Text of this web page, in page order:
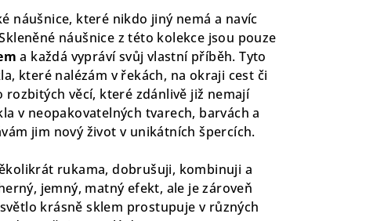
náušnice, které nikdo jiný nemá a navíc
náušnice z této kolekce jsou pouze
a každá vypráví svůj vlastní příběh. Tyto
které nalézám v řekách, na okraji cest či
rozbitých věcí, které zdánlivě již nemají
v neopakovatelných tvarech, barvách a
jim nový život v unikátních špercích.
rukama, dobrušuji, kombinuji a
jemný, matný efekt, ale je zároveň
krásně sklem prostupuje v různých